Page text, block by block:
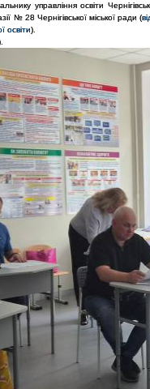
управління освіти
№ 28 Чернігівської міської ради (
освіти).